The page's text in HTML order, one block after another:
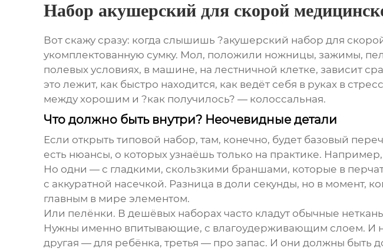
Набор акушерский для скорой
Вот скажу сразу: когда слышишь ?акушерский набор для
укомплектованную сумку. Мол, положили ножницы, зажимы,
полевых условиях, в машине, на лестничной клетке, зависит
это лежит, как быстро находится, как ведёт себя в руках в
между хорошим и ?как получилось? — колоссальная.
Что должно быть внутри? Неочевидные детали
Если открыть типовой набор, там, конечно, будет базовый
есть нюансы, о которых узнаёшь только на практике.
Но одни — с гладкими, скользкими браншами, которые в
с аккуратной насечкой. Разница в доли секунды, но в момент,
главным в мире элементом.
Или пелёнки. В дешёвых наборах часто кладут обычные
Нужны именно впитывающие, с влагоудерживающим слоем. И
другая — для ребёнка, третья — про запас. И они должны быть